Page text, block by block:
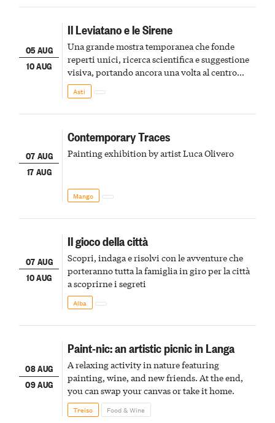
05 AUG
10 AUG
Il Leviatano e le Sirene
Una grande mostra temporanea che fonde
reperti unici, ricerca scientifica e suggestione
visiva, portando ancora una volta al centro
della scena le meraviglie del passato astigiano
Asti
07 AUG
17 AUG
Contemporary Traces
Painting exhibition by artist Luca Olivero
Mango
07 AUG
10 AUG
Il gioco della città
Scopri, indaga e risolvi con le avventure che
porteranno tutta la famiglia in giro per la città
a scoprirne i segreti
Alba
08 AUG
09 AUG
Paint-nic: an artistic picnic in Langa
A relaxing activity in nature featuring
painting, wine, and new friends. At the end,
you can swap your canvas or take it home.
Treiso Food & Wine